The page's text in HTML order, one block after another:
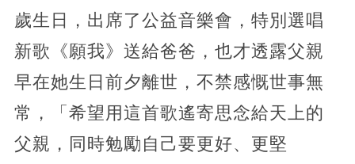
歲生日，出席了公益音樂會，特別選唱
新歌《願我》送給爸爸，也才透露父親
早在她生日前夕離世，不禁感慨世事無
常，「希望用這首歌遙寄思念給天上的
父親，同時勉勵自己要更好、更堅